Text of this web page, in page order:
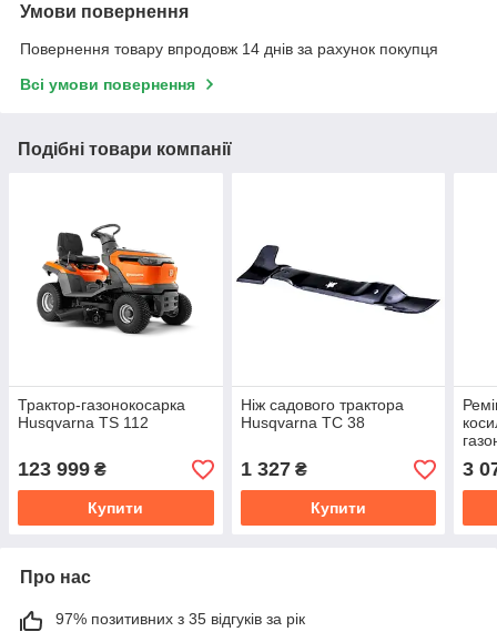
Умови повернення
Повернення товару впродовж 14 днів за рахунок покупця
Всі умови повернення
Подібні товари компанії
Трактор-газонокосарка
Husqvarna TS 112
123 999 ₴
Купити
Ніж садового трактора
Husqvarna TC 38
1 327₴
Купити
TC
3
Про нас
97% позитивних з 35 відгуків за рік